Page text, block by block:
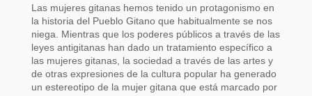
Las mujeres gitanas hemos tenido un protagonismo en
la historia del Pueblo Gitano que habitualmente se nos
niega. Mientras que los poderes públicos a través de las
leyes antigitanas han dado un tratamiento específico a
las mujeres gitanas, la sociedad a través de las artes y
de otras expresiones de la cultura popular ha generado
un estereotipo de la mujer gitana que está marcado por